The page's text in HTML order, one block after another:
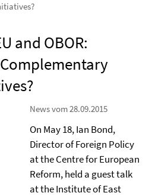
and OBOR:
News vom 28.09.2015
On May 18, Ian Bond,
Director of Foreign Policy
at the Centre for European
Reform, held a guest talk
at the Institute of East